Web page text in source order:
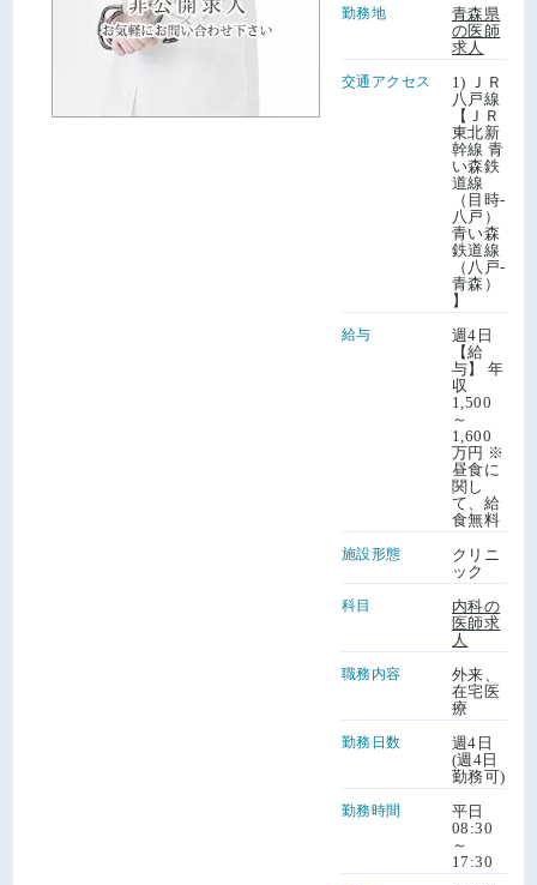
勤務地
青森県
の医師
求人
交通アクセス
1) ＪＲ
八戸線
【ＪＲ
東北新
幹線 青
い森鉄
道線
（目時-
八戸）
青い森
鉄道線
（八戸-
青森）
】
給与
週4日
【給
与】 年
収
1,500
～
1,600
万円 ※
昼食に
関し
て、給
食無料
施設形態
クリニ
ック
科目
内科の
医師求
人
職務内容
外来、
在宅医
療
勤務日数
週4日
(週4日
勤務可)
勤務時間
平日
08:30
～
17:30